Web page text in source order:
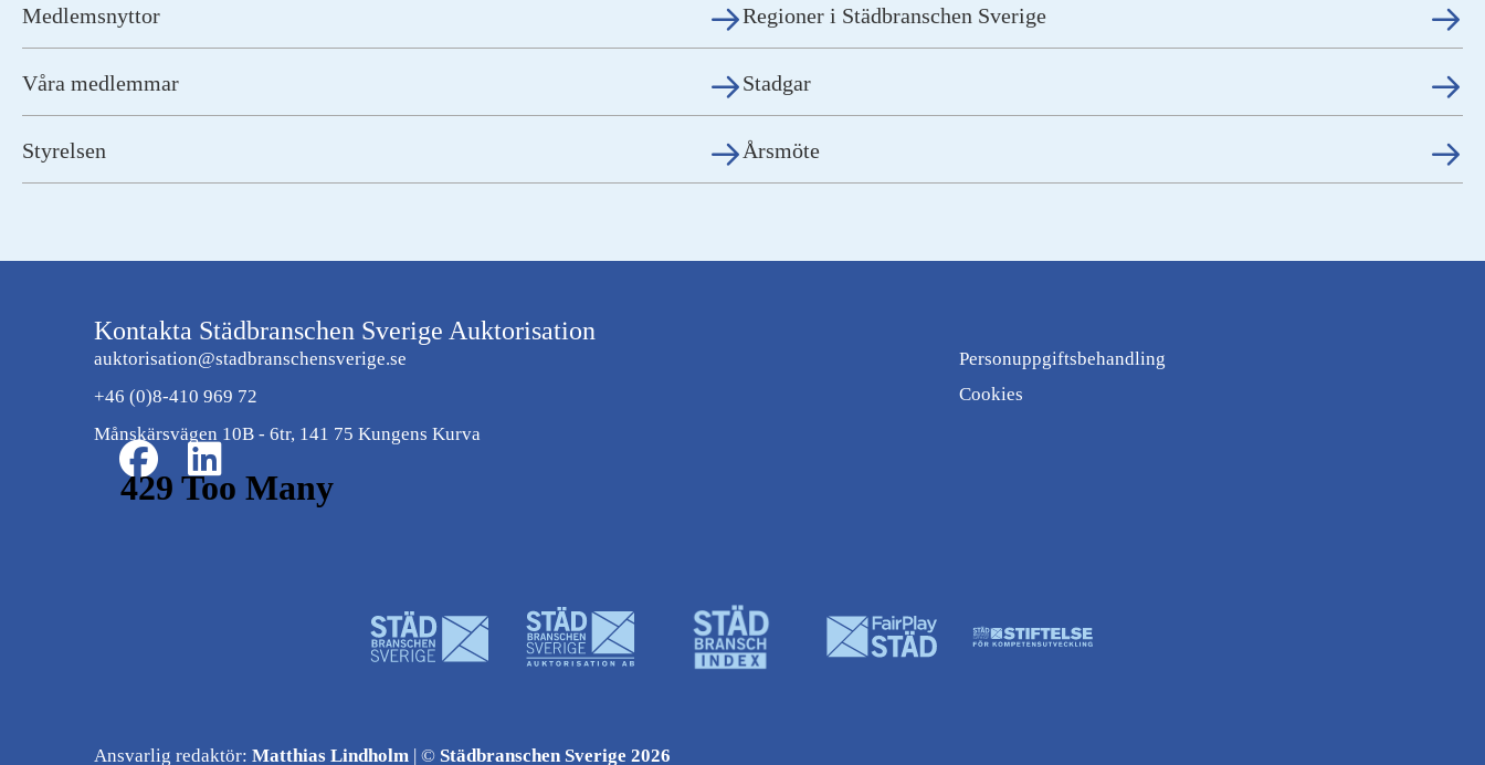
Medlemsnyttor
Våra medlemmar
Styrelsen
Regioner i Städbranschen Sverige
Stadgar
Årsmöte
Kontakta Städbranschen Sverige Auktorisation
auktorisation@stadbranschensverige.se
+46 (0)8-410 969 72
Månskärsvägen 10B - 6tr, 141 75 Kungens Kurva
Personuppgiftsbehandling
Cookies
Ansvarlig redaktör:Matthias Lindholm | © Städbranschen Sverige 2026